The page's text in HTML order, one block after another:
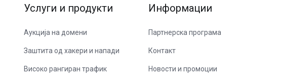
Услуги и продукти
Аукција на домени
Заштита од хакери и напади
Високо рангиран трафик
Информации
Партнерска програма
Контакт
Новости и промоции